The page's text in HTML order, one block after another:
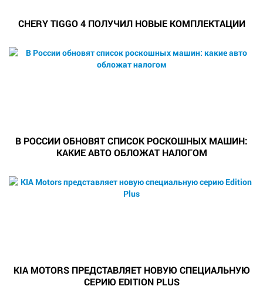
CHERY TIGGO 4 ПОЛУЧИЛ НОВЫЕ КОМПЛЕКТАЦИИ
В РОССИИ ОБНОВЯТ СПИСОК РОСКОШНЫХ МАШИН:
КАКИЕ АВТО ОБЛОЖАТ НАЛОГОМ
KIA MOTORS ПРЕДСТАВЛЯЕТ НОВУЮ СПЕЦИАЛЬНУЮ
СЕРИЮ EDITION PLUS